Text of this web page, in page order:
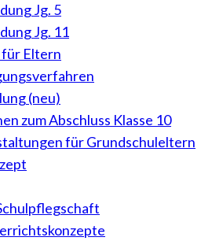
Jg. 5
Jg. 11
Eltern
(neu)
zum Abschluss Klasse 10
für Grundschuleltern